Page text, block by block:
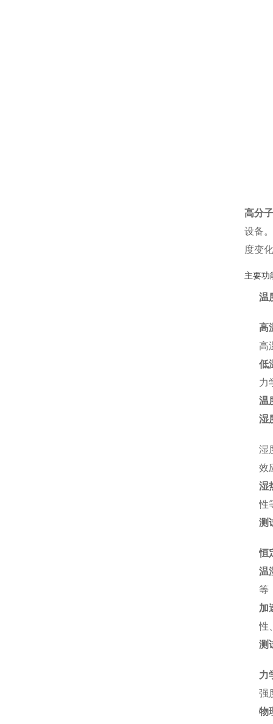
高分
设备
度变
主要功
温
高
高
低
力
温
湿
湿
效
湿
性
测
恒
温
等
加
性
测
力
强
物